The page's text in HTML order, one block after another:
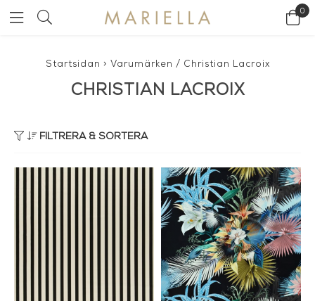
0
Startsidan > Varumärken / Christian Lacroix
CHRISTIAN LACROIX
FILTRERA & SORTERA